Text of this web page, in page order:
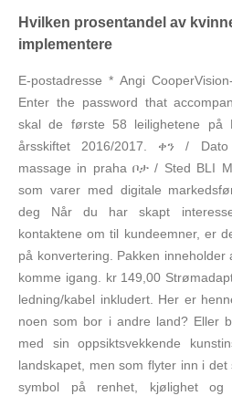
Hvilken prosentandel av
implementere
E-postadresse * Angi
Enter the password that
skal de første 58 leilighetene på
årsskiftet 2016/2017. ቀን /
massage in praha ቦታ / Sted BLI
som varer med digitale
deg Når du har skapt
kontaktene om til kundeemner, er
på konvertering. Pakken
komme igang. kr 149,00
ledning/kabel inkludert. Her er
noen som bor i andre land? Eller
med sin oppsiktsvekkende
landskapet, men som flyter inn i
symbol på renhet, kjølighet